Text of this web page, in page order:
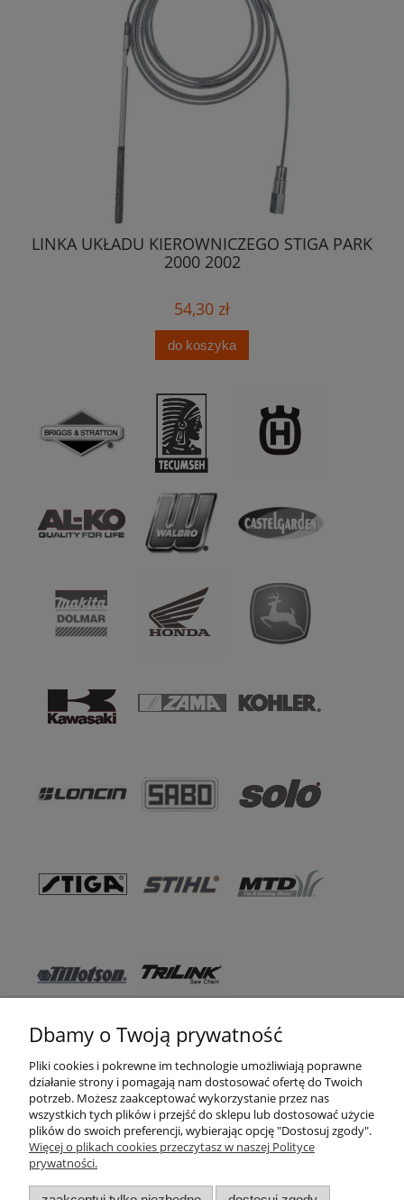
LINKA UKŁADU KIEROWNICZEGO STIGA PARK
2000 2002
54,30 zł
do koszyka
Pomoc
WSO TEXAS
Moje konto
Dbamy o Twoją prywatność
Pliki cookies i pokrewne im technologie umożliwiają poprawne
działanie strony i pomagają nam dostosować ofertę do Twoich
potrzeb. Możesz zaakceptować wykorzystanie przez nas
wszystkich tych plików i przejść do sklepu lub dostosować użycie
plików do swoich preferencji, wybierając opcję "Dostosuj zgody".
Więcej o plikach cookies przeczytasz w naszej Polityce
prywatności.